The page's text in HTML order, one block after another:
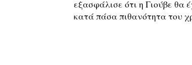
εξασφάλισε ότι η Γιούβε θα
κατά πάσα πιθανότητα του